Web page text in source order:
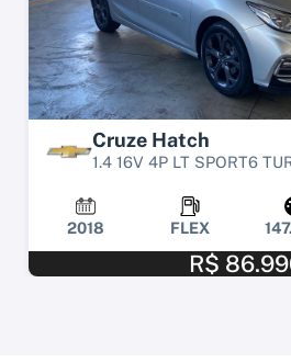
Cruze Hatch
1.4 16V 4P LT SPORT6
2018 FLEX
R$